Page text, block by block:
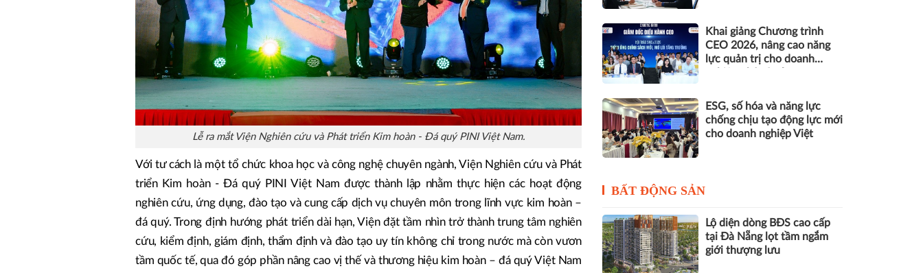
Lễ ra mắt Viện Nghiên cứu và Phát triển Kim hoàn - Đá quý PINI Việt Nam.
Với tư cách là một tổ chức khoa học và công nghệ chuyên ngành, Viện Nghiên cứu và Phát
triển Kim hoàn - Đá quý PINI Việt Nam được thành lập nhằm thực hiện các hoạt động
nghiên cứu, ứng dụng, đào tạo và cung cấp dịch vụ chuyên môn trong lĩnh vực kim hoàn –
đá quý. Trong định hướng phát triển dài hạn, Viện đặt tầm nhìn trở thành trung tâm nghiên
cứu, kiểm định, giám định, thẩm định và đào tạo uy tín không chỉ trong nước mà còn vươn
tầm quốc tế, qua đó góp phần nâng cao vị thế và thương hiệu kim hoàn – đá quý Việt Nam
Khai giảng Chương trình
CEO 2026, nâng cao năng
lực quản trị cho doanh
ESG, số hóa và năng lực
chống chịu tạo động lực mới
cho doanh nghiệp Việt
BẤT ĐỘNG SẢN
Lộ diện dòng BĐS cao cấp
tại Đà Nẵng lọt tầm ngắm
giới thượng lưu